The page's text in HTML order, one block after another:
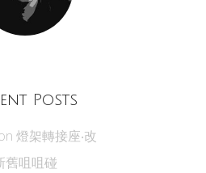
Posts
燈架轉接座‧改
舊咀咀碰